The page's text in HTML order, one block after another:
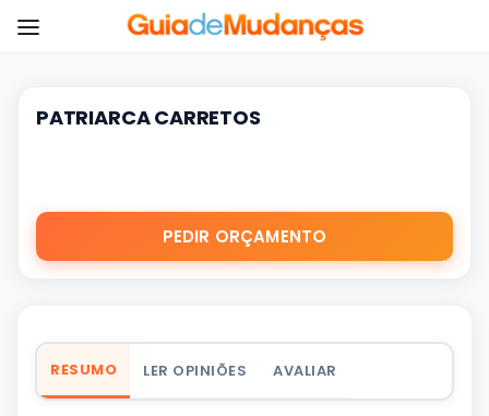
PATRIARCA CARRETOS
PEDIR ORÇAMENTO
RESUMO LER OPINIÕES AVALIAR